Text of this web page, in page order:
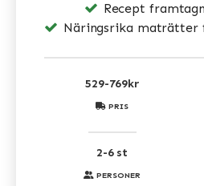
Recept
Näringsrika maträtter
PRIS
529-769kr
PERSONER
2-6 st